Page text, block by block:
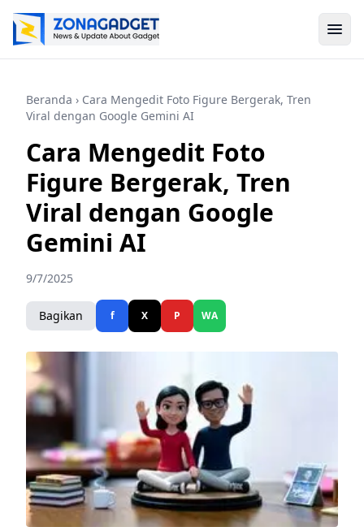
Beranda › Cara Mengedit Foto Figure Bergerak, Tren
Viral dengan Google Gemini AI
Cara Mengedit Foto
Figure Bergerak, Tren
Viral dengan Google
Gemini AI
9/7/2025
Bagikan f X P WA